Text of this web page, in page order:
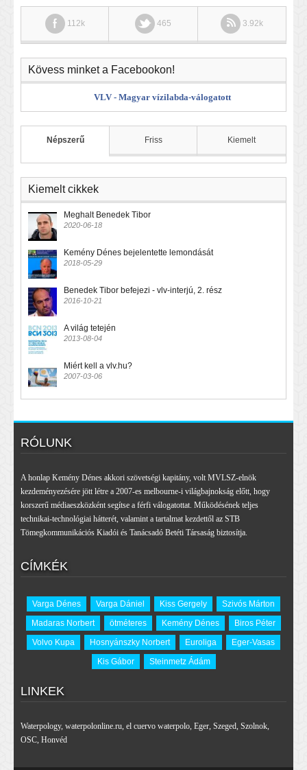
112k 465 3.92k
Kövess minket a Facebookon!
VLV - Magyar vízilabda-válogatott
Népszerű Friss Kiemelt
Kiemelt cikkek
Meghalt Benedek Tibor
2020-06-18
Kemény Dénes bejelentette lemondását
2018-05-29
Benedek Tibor befejezi - vlv-interjú, 2. rész
2016-10-21
A világ tetején
2013-08-04
Miért kell a vlv.hu?
2007-03-06
RÓLUNK
A honlap Kemény Dénes akkori szövetségi kapitány, volt MVLSZ-elnök
kezdeményezésére jött létre a 2007-es melbourne-i világbajnokság előtt, hogy
korszerű médiaeszközként segítse a férfi válogatottat. Működésének teljes
technikai-technológiai hátterét, valamint a tartalmat kezdettől az STB
Tömegkommunikációs Kiadói és Tanácsadó Betéti Társaság biztosítja.
CÍMKÉK
Varga Dénes Varga Dániel Kiss Gergely
Szivós Márton
Madaras Norbert
ötméteres Kemény Dénes
Biros Péter
Volvo Kupa
Hosnyánszky Norbert Euroliga
Eger-Vasas
Kis Gábor
Steinmetz Ádám
LINKEK
Waterpology, waterpolonline.ru, el cuervo waterpolo, Eger, Szeged, Szolnok,
OSC, Honvéd